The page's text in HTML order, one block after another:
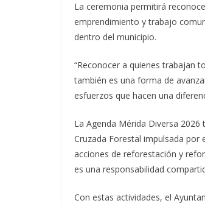
La ceremonia permitirá
emprendimiento y trabajo
dentro del municipio.
“Reconocer a quienes trabajan
también es una forma de
esfuerzos que hacen una
La Agenda Mérida Diversa
Cruzada Forestal impulsada por
acciones de reforestación y
es una responsabilidad
Con estas actividades, el